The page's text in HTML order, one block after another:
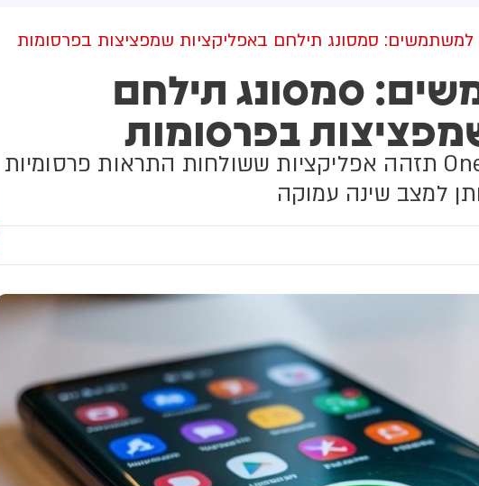
סמסונג תילחם באפליקציות שמפציצות בפרסומות
סמסונג תילחם
בפרסומות
תכונה חדשה בממשק One UI תזהה אפליקציות ששולחות התראות פרסומיות
למצב שינה עמוקה